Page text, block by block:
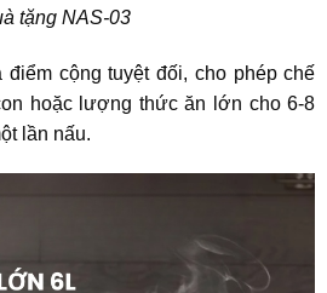
tặng NAS-03
cộng tuyệt đối, cho phép chế
hoặc lượng thức ăn lớn cho 6-8
lần nấu.